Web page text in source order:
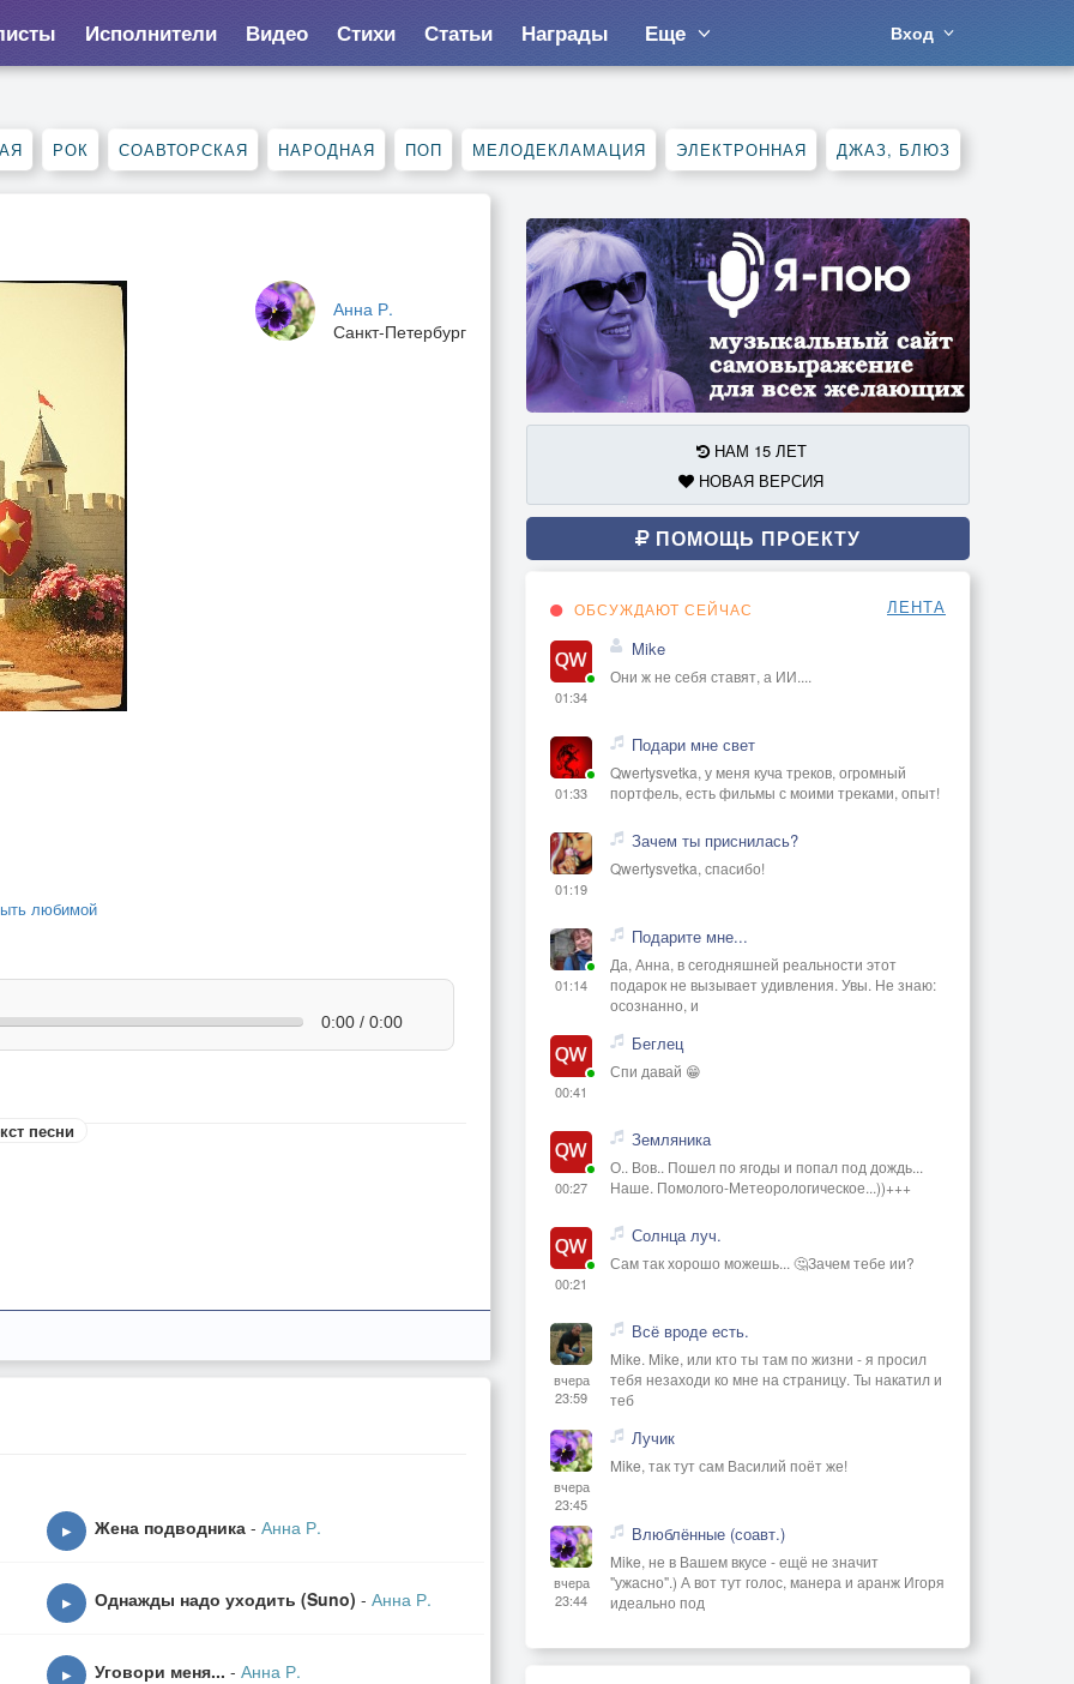
Исполнители Видео Стихи Статьи Награды Еще Вход
РОК СОАВТОРСКАЯ НАРОДНАЯ ПОП МЕЛОДЕКЛАМАЦИЯ ЭЛЕКТРОННАЯ ДЖАЗ, БЛЮЗ
Анна Р.
Санкт-Петербург
любимой
0:00 / 0:00
песни
▶ Жена подводника - Анна Р.
▶ Однажды надо уходить (Suno) - Анна Р.
▶ Уговори меня... - Анна Р.
НАМ 15 ЛЕТ
НОВАЯ ВЕРСИЯ
ПОМОЩЬ ПРОЕКТУ
ОБСУЖДАЮТ СЕЙЧАС ЛЕНТА
01:34
Mike
Они ж не себя ставят, а ИИ....
01:33
Подари мне свет
Qwertysvetka, у меня куча треков, огромный
портфель, есть фильмы с моими треками, опыт!
01:19
Зачем ты приснилась?
Qwertysvetka, спасибо!
01:14
Подарите мне...
Да, Анна, в сегодняшней реальности этот
подарок не вызывает удивления. Увы. Не знаю:
осознанно, и
00:41
Беглец
Спи давай 😁
00:27
Земляника
О.. Вов.. Пошел по ягоды и попал под дождь...
Наше. Помолого-Метеорологическое...))+++
00:21
Солнца луч.
Сам так хорошо можешь... 🤔Зачем тебе ии?
вчера
23:59
Всё вроде есть.
Mike. Mike, или кто ты там по жизни - я просил
тебя незаходи ко мне на страницу. Ты накатил и
теб
вчера
23:45
Лучик
Mike, так тут сам Василий поёт же!
вчера
23:44
Влюблённые (соавт.)
Mike, не в Вашем вкусе - ещё не значит
"ужасно".) А вот тут голос, манера и аранж Игоря
идеально под